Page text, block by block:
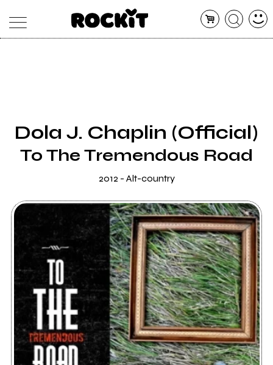
SHOP
RADIO
Dola J. Chaplin (Official)
To The Tremendous Road
2012 - Alt-country